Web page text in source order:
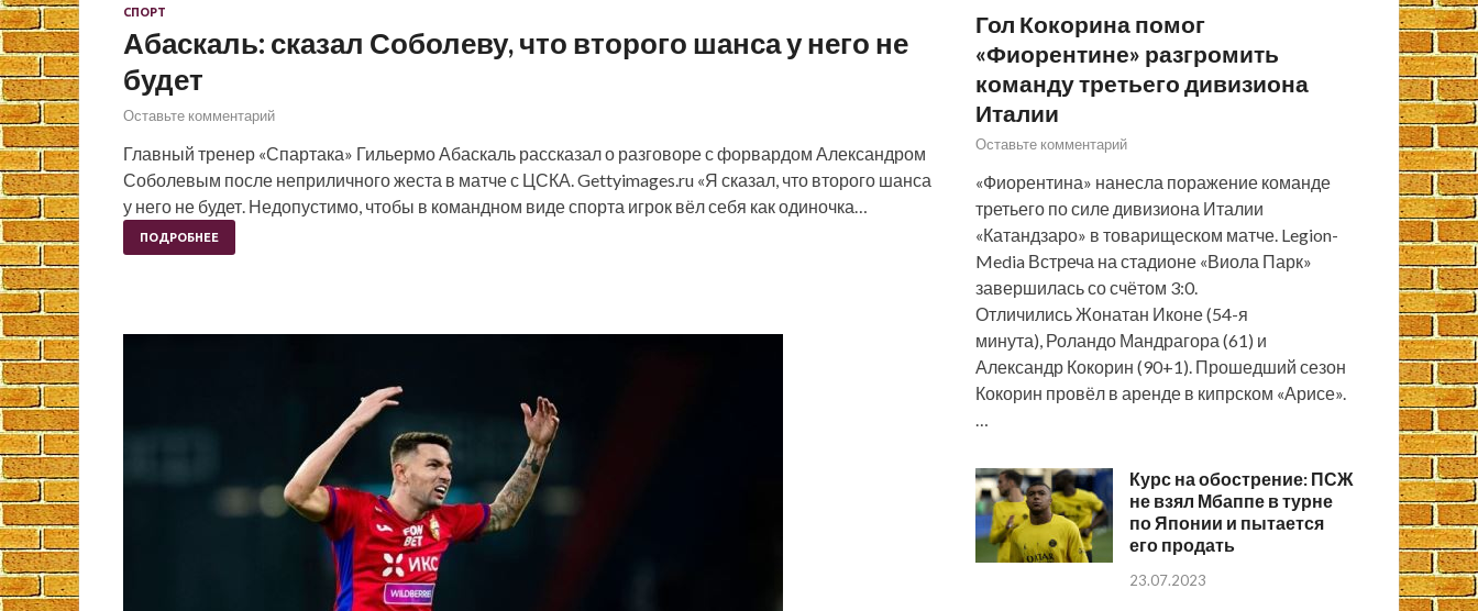
СПОРТ
Абаскаль: сказал Соболеву, что второго шанса у него не
будет
Оставьте комментарий
Главный тренер «Спартака» Гильермо Абаскаль рассказал о разговоре с форвардом Александром
Соболевым после неприличного жеста в матче с ЦСКА. Gettyimages.ru «Я сказал, что второго шанса
у него не будет. Недопустимо, чтобы в командном виде спорта игрок вёл себя как одиночка…
ПОДРОБНЕЕ
Гол Кокорина помог
«Фиорентине» разгромить
команду третьего дивизиона
Италии
Оставьте комментарий
«Фиорентина» нанесла поражение команде
третьего по силе дивизиона Италии
«Катандзаро» в товарищеском матче. Legion-
Media Встреча на стадионе «Виола Парк»
завершилась со счётом 3:0.
Отличились Жонатан Иконе (54-я
минута), Роландо Мандрагора (61) и
Александр Кокорин (90+1). Прошедший сезон
Кокорин провёл в аренде в кипрском «Арисе».
…
Курс на обострение: ПСЖ
не взял Мбаппе в турне
по Японии и пытается
его продать
23.07.2023